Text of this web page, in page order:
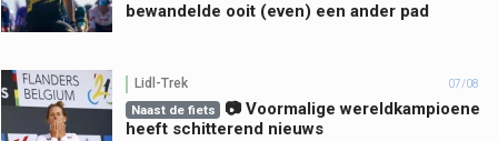
bewandelde ooit (even) een ander pad
Lidl-Trek 07/08
Naast de fiets
📷 Voormalige wereldkampioene
heeft schitterend nieuws